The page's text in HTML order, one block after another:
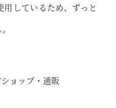
しているため、ずっと
ョップ・通販